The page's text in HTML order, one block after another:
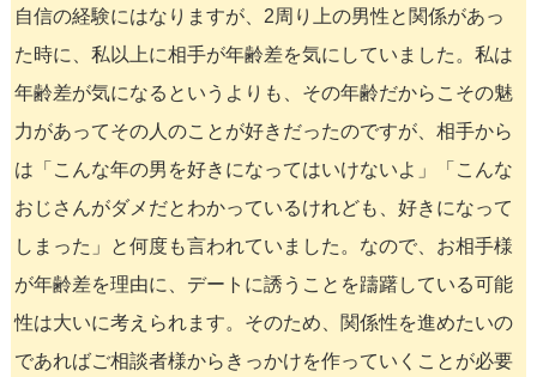
自信の経験にはなりますが、2周り上の男性と関係があっ
た時に、私以上に相手が年齢差を気にしていました。私は
年齢差が気になるというよりも、その年齢だからこその魅
力があってその人のことが好きだったのですが、相手から
は「こんな年の男を好きになってはいけないよ」「こんな
おじさんがダメだとわかっているけれども、好きになって
しまった」と何度も言われていました。なので、お相手様
が年齢差を理由に、デートに誘うことを躊躇している可能
性は大いに考えられます。そのため、関係性を進めたいの
であればご相談者様からきっかけを作っていくことが必要